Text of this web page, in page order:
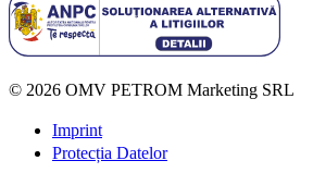
© 2026 OMV PETROM Marketing SRL
Imprint
Protecția Datelor